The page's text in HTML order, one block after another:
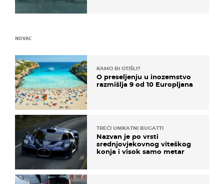
NOVAC
KAMO BI OTIŠLI?
O preseljenju u inozemstvo
razmišlja 9 od 10 Europljana
TREĆI UNIKATNI BUGATTI
Nazvan je po vrsti
srednjovjekovnog viteškog
konja i visok samo metar